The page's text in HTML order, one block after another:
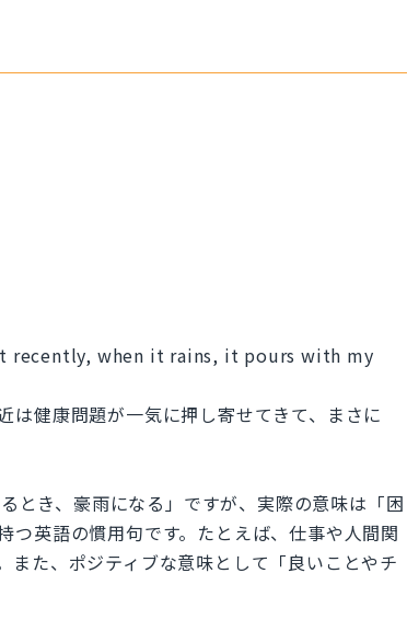
when it rains, it pours with my
は健康問題が一気に押し寄せてきて、まさに
き、豪雨になる」ですが、実際の意味は「困
英語の慣用句です。たとえば、仕事や人間関
た、ポジティブな意味として「良いことやチ